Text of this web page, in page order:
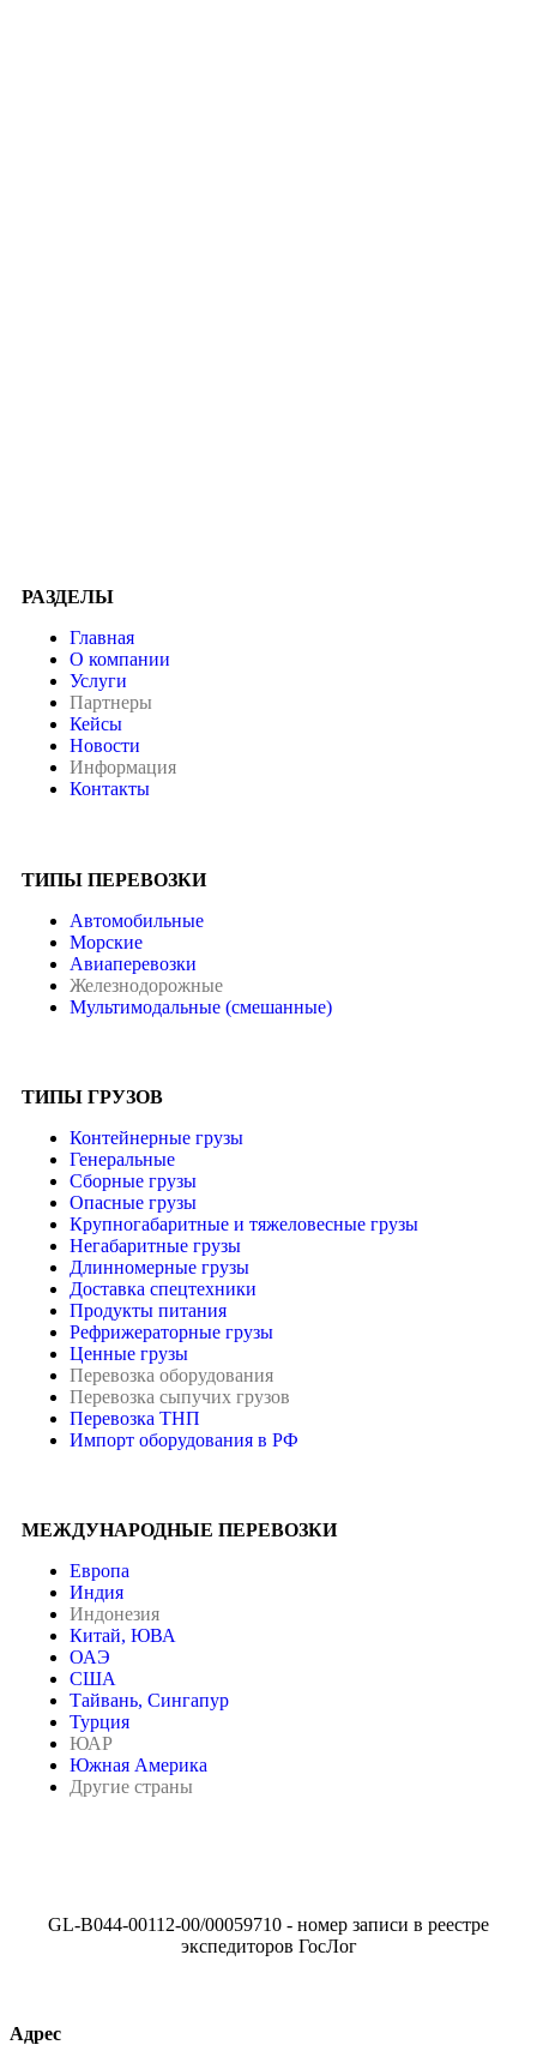
РАЗДЕЛЫ
Главная
О компании
Услуги
Партнеры
Кейсы
Новости
Информация
Контакты
ТИПЫ ПЕРЕВОЗКИ
Автомобильные
Морские
Авиаперевозки
Железнодорожные
Мультимодальные (смешанные)
ТИПЫ ГРУЗОВ
Контейнерные грузы
Генеральные
Сборные грузы
Опасные грузы
Крупногабаритные и тяжеловесные грузы
Негабаритные грузы
Длинномерные грузы
Доставка спецтехники
Продукты питания
Рефрижераторные грузы
Ценные грузы
Перевозка оборудования
Перевозка сыпучих грузов
Перевозка ТНП
Импорт оборудования в РФ
МЕЖДУНАРОДНЫЕ ПЕРЕВОЗКИ
Европа
Индия
Индонезия
Китай, ЮВА
ОАЭ
США
Тайвань, Сингапур
Турция
ЮАР
Южная Америка
Другие страны
GL-B044-00112-00/00059710 - номер записи в реестре
экспедиторов ГосЛог
Адрес